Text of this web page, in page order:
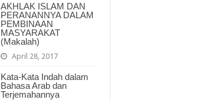
AKHLAK ISLAM DAN
PERANANNYA DALAM
PEMBINAAN
MASYARAKAT
(Makalah)
April 28, 2017
Kata-Kata Indah dalam
Bahasa Arab dan
Terjemahannya